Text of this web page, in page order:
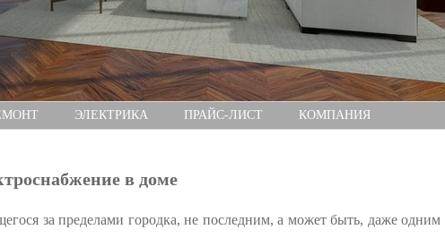
ЭЛЕКТРИКА ПРАЙС-ЛИСТ КОМПАНИЯ
в доме
за пределами городка, не последним, а может быть, даже одним